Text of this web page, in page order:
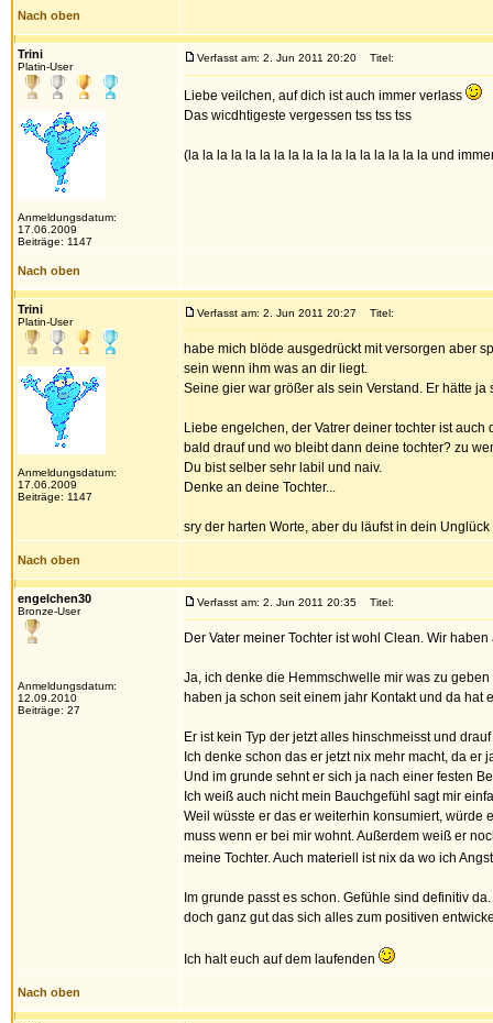
Nach oben
Trini
Platin-User
Anmeldungsdatum:
17.06.2009
Beiträge: 1147
Verfasst am: 2. Jun 2011 20:20 Titel:
Liebe veilchen, auf dich ist auch immer verlass
Das wicdhtigeste vergessen tss tss tss
(la la la la la la la la la la la la la la la la la und
Nach oben
Trini
Platin-User
Anmeldungsdatum:
17.06.2009
Beiträge: 1147
Verfasst am: 2. Jun 2011 20:27 Titel:
habe mich blöde ausgedrückt mit versorgen aber
sein wenn ihm was an dir liegt.
Seine gier war größer als sein Verstand. Er hätte
Liebe engelchen, der Vatrer deiner tochter ist
bald drauf und wo bleibt dann deine tochter? zu
Du bist selber sehr labil und naiv.
Denke an deine Tochter...
sry der harten Worte, aber du läufst in dein Unglück
Nach oben
engelchen30
Bronze-User
Anmeldungsdatum:
12.09.2010
Beiträge: 27
Verfasst am: 2. Jun 2011 20:35 Titel:
Der Vater meiner Tochter ist wohl Clean. Wir
Ja, ich denke die Hemmschwelle mir was zu
haben ja schon seit einem jahr Kontakt und da hat
Er ist kein Typ der jetzt alles hinschmeisst und
Ich denke schon das er jetzt nix mehr macht, da
Und im grunde sehnt er sich ja nach einer festen
Ich weiß auch nicht mein Bauchgefühl sagt mir
Weil wüsste er das er weiterhin konsumiert,
muss wenn er bei mir wohnt. Außerdem weiß er
meine Tochter. Auch materiell ist nix da wo ich
Im grunde passt es schon. Gefühle sind definitiv
doch ganz gut das sich alles zum positiven
Ich halt euch auf dem laufenden
Nach oben